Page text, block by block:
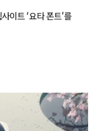
이트 ‘요타 폰트’를